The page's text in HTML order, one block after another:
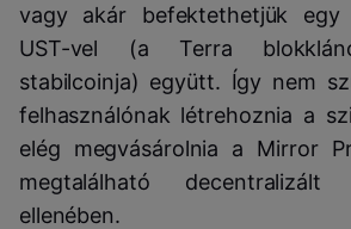
vagy akár befektethetjük egy
UST-vel (a Terra
stabilcoinja) együtt. Így nem
felhasználónak létrehoznia a
elég megvásárolnia a Mirror
megtalálható
ellenében.